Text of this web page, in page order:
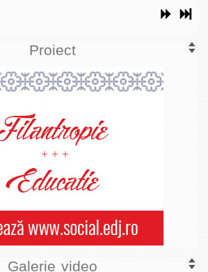
Proiect
Galerie video